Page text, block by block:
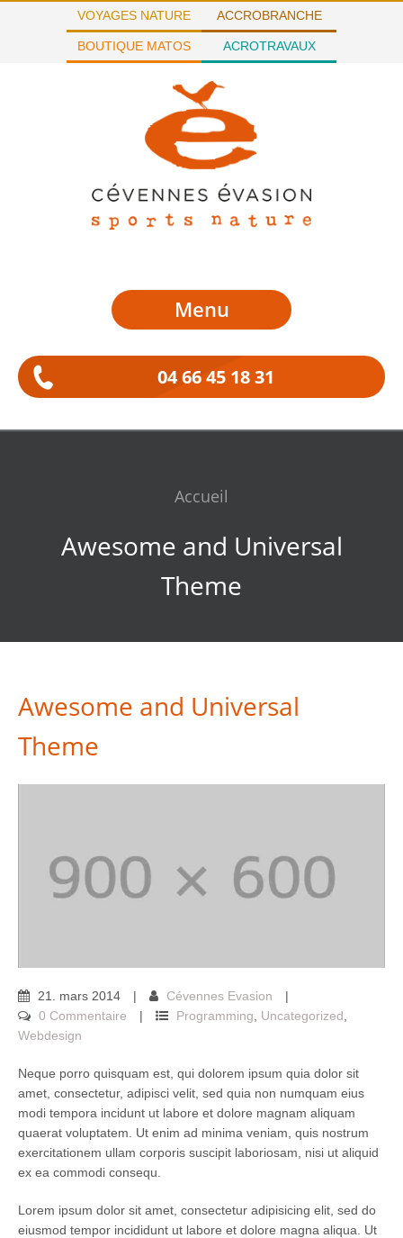
VOYAGES NATURE ACCROBRANCHE
BOUTIQUE MATOS ACROTRAVAUX
Menu
04 66 45 18 31
Accueil
Awesome and Universal
Theme
Awesome and Universal
Theme
21 mars 2014
Cévennes Evasion
0 Commentaire
Programming Uncategorized
Webdesign
Neque porro quisquam est, qui dolorem ipsum quia dolor sit
amet, consectetur, adipisci velit, sed quia non numquam eius
modi tempora incidunt ut labore et dolore magnam aliquam
quaerat voluptatem. Ut enim ad minima veniam, quis nostrum
exercitationem ullam corporis suscipit laboriosam, nisi ut aliquid
ex ea commodi consequ.
Lorem ipsum dolor sit amet, consectetur adipisicing elit, sed do
eiusmod tempor incididunt ut labore et dolore magna aliqua. Ut